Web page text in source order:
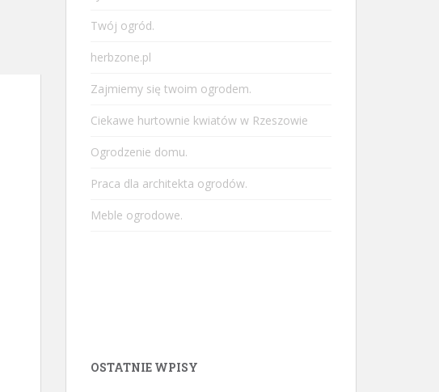
Twój ogród.
herbzone.pl
Zajmiemy się twoim ogrodem.
Ciekawe hurtownie kwiatów w Rzeszowie
Ogrodzenie domu.
Praca dla architekta ogrodów.
Meble ogrodowe.
OSTATNIE WPISY